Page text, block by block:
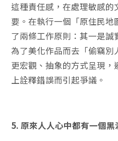
這種責任感，在處理敏感
要。在執行一個「原住民地
了兩條工作原則：其一是
為了美化作品而去「偷竊
更宏觀、抽象的方式呈現
上詮釋錯誤而引起爭議。
5. 原來人人心中都有一個黑